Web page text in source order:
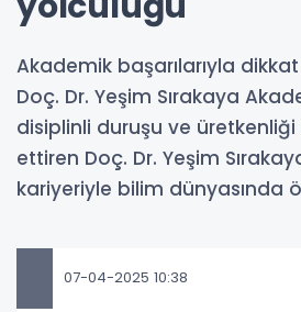
Akademik başarılarıyla
Doç. Dr. Yeşim Sırakaya
disiplinli duruşu ve üretkenliği
ettiren Doç. Dr. Yeşim
kariyeriyle bilim dünyasında
07-04-2025 10:38